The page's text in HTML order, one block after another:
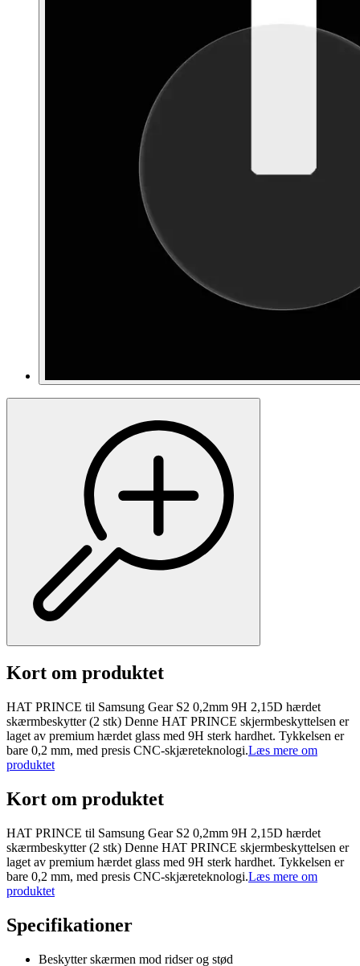
Kort om produktet
HAT PRINCE til Samsung Gear S2 0,2mm 9H 2,15D hærdet
skærmbeskytter (2 stk) Denne HAT PRINCE skjermbeskyttelsen er
laget av premium hærdet glass med 9H sterk hardhet. Tykkelsen er
bare 0,2 mm, med presis CNC-skjæreteknologi.Læs mere om
produktet
Kort om produktet
HAT PRINCE til Samsung Gear S2 0,2mm 9H 2,15D hærdet
skærmbeskytter (2 stk) Denne HAT PRINCE skjermbeskyttelsen er
laget av premium hærdet glass med 9H sterk hardhet. Tykkelsen er
bare 0,2 mm, med presis CNC-skjæreteknologi.Læs mere om
produktet
Specifikationer
Beskytter skærmen mod ridser og stød